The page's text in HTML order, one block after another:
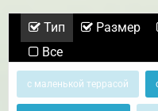
Тип Размер
Все
с маленькой террасой